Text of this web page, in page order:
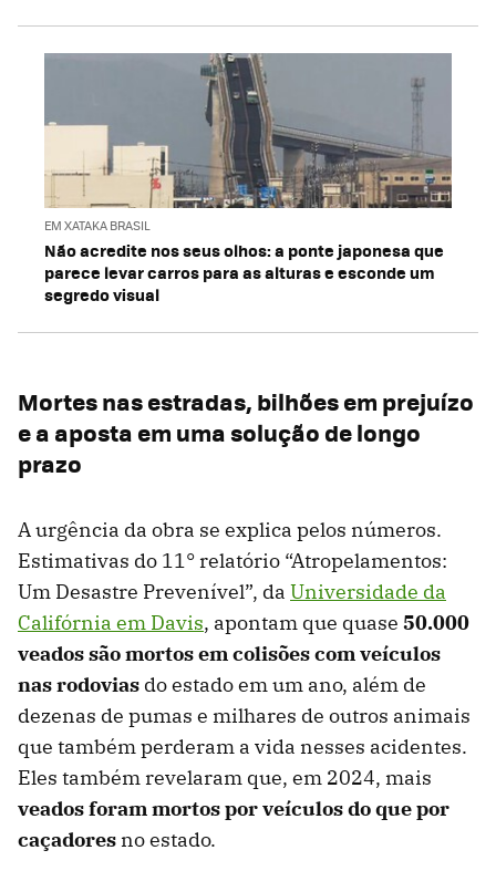
EM XATAKA BRASIL
Não acredite nos seus olhos: a ponte japonesa que
parece levar carros para as alturas e esconde um
segredo visual
Mortes nas estradas, bilhões em prejuízo
e a aposta em uma solução de longo
prazo
A urgência da obra se explica pelos números.
Estimativas do 11° relatório “Atropelamentos:
Um Desastre Prevenível”, da Universidade da
Califórnia em Davis, apontam que quase 50.000
veados são mortos em colisões com veículos
nas rodovias do estado em um ano, além de
dezenas de pumas e milhares de outros animais
que também perderam a vida nesses acidentes.
Eles também revelaram que, em 2024, mais
veados foram mortos por veículos do que por
caçadores no estado.